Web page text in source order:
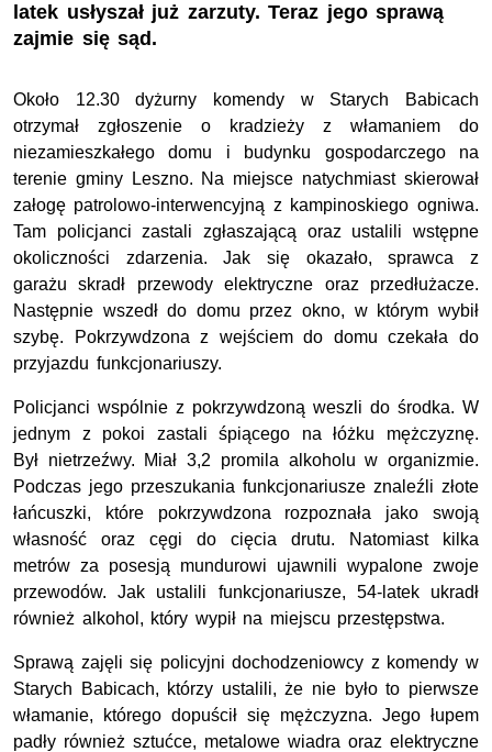
latek usłyszał już zarzuty. Teraz jego sprawą
zajmie się sąd.
Około 12.30 dyżurny komendy w Starych Babicach
otrzymał zgłoszenie o kradzieży z włamaniem do
niezamieszkałego domu i budynku gospodarczego na
terenie gminy Leszno. Na miejsce natychmiast skierował
załogę patrolowo-interwencyjną z kampinoskiego ogniwa.
Tam policjanci zastali zgłaszającą oraz ustalili wstępne
okoliczności zdarzenia. Jak się okazało, sprawca z
garażu skradł przewody elektryczne oraz przedłużacze.
Następnie wszedł do domu przez okno, w którym wybił
szybę. Pokrzywdzona z wejściem do domu czekała do
przyjazdu funkcjonariuszy.
Policjanci wspólnie z pokrzywdzoną weszli do środka. W
jednym z pokoi zastali śpiącego na łóżku mężczyznę.
Był nietrzeźwy. Miał 3,2 promila alkoholu w organizmie.
Podczas jego przeszukania funkcjonariusze znaleźli złote
łańcuszki, które pokrzywdzona rozpoznała jako swoją
własność oraz cęgi do cięcia drutu. Natomiast kilka
metrów za posesją mundurowi ujawnili wypalone zwoje
przewodów. Jak ustalili funkcjonariusze, 54-latek ukradł
również alkohol, który wypił na miejscu przestępstwa.
Sprawą zajęli się policyjni dochodzeniowcy z komendy w
Starych Babicach, którzy ustalili, że nie było to pierwsze
włamanie, którego dopuścił się mężczyzna. Jego łupem
padły również sztućce, metalowe wiadra oraz elektryczne